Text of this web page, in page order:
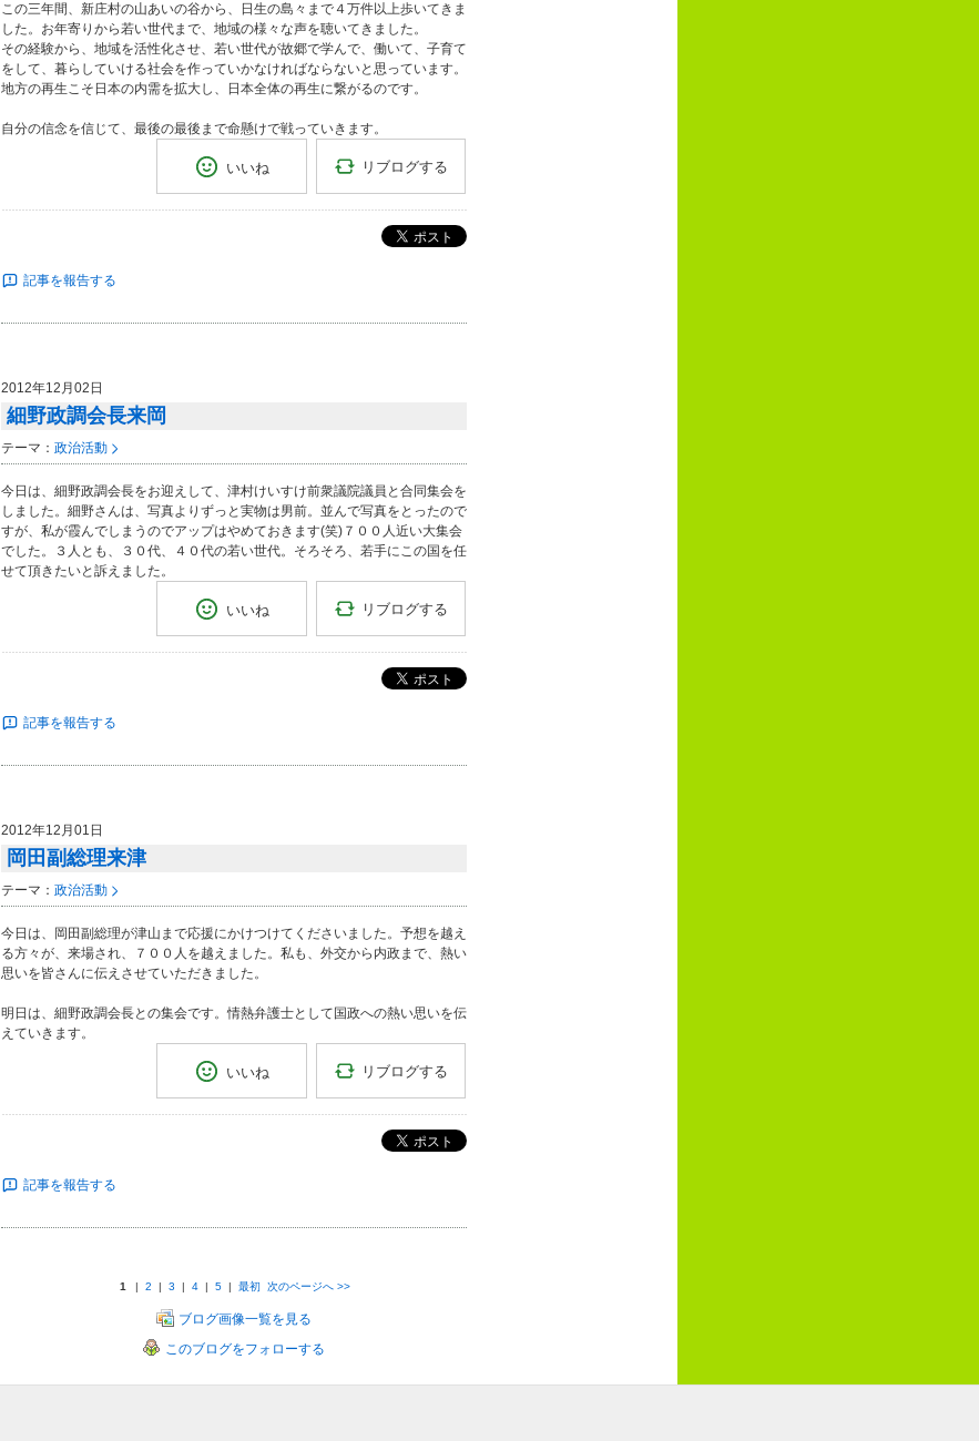
この三年間、新庄村の山あいの谷から、日生の島々まで４万件以上歩いてきま
した。お年寄りから若い世代まで、地域の様々な声を聴いてきました。
その経験から、地域を活性化させ、若い世代が故郷で学んで、働いて、子育て
をして、暮らしていける社会を作っていかなければならないと思っています。
地方の再生こそ日本の内需を拡大し、日本全体の再生に繋がるのです。
自分の信念を信じて、最後の最後まで命懸けで戦っていきます。
いいね リブログする
ポスト
記事を報告する
2012年12月02日
細野政調会長来岡
テーマ： 政治活動
今日は、細野政調会長をお迎えして、津村けいすけ前衆議院議員と合同集会を
しました。細野さんは、写真よりずっと実物は男前。並んで写真をとったので
すが、私が霞んでしまうのでアップはやめておきます(笑)７００人近い大集会
でした。３人とも、３０代、４０代の若い世代。そろそろ、若手にこの国を任
せて頂きたいと訴えました。
いいね リブログする
ポスト
記事を報告する
2012年12月01日
岡田副総理来津
テーマ： 政治活動
今日は、岡田副総理が津山まで応援にかけつけてくださいました。予想を越え
る方々が、来場され、７００人を越えました。私も、外交から内政まで、熱い
思いを皆さんに伝えさせていただきました。
明日は、細野政調会長との集会です。情熱弁護士として国政への熱い思いを伝
えていきます。
いいね リブログする
ポスト
記事を報告する
1 | 2 | 3 | 4 | 5 | 最初 次のページへ >>
ブログ画像一覧を見る
このブログをフォローする